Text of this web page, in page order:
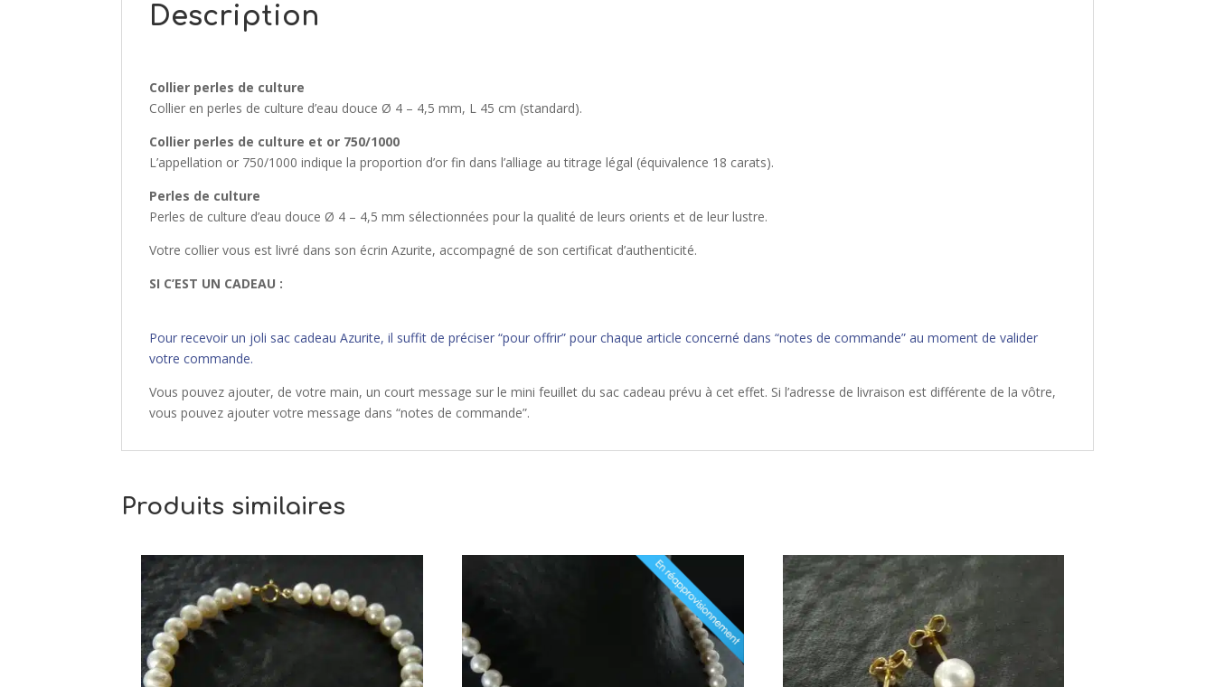
Description
Collier perles de culture
Collier en perles de culture d’eau douce Ø 4 – 4,5 mm, L 45 cm (standard).
Collier perles de culture et or 750/1000
L’appellation or 750/1000 indique la proportion d’or fin dans l’alliage au titrage légal (équivalence 18 carats).
Perles de culture
Perles de culture d’eau douce Ø 4 – 4,5 mm sélectionnées pour la qualité de leurs orients et de leur lustre.
Votre collier vous est livré dans son écrin Azurite, accompagné de son certificat d’authenticité.
SI C’EST UN CADEAU :
Pour recevoir un joli sac cadeau Azurite, il suffit de préciser “pour offrir” pour chaque article concerné dans “notes de commande” au moment de valider
votre commande.
Vous pouvez ajouter, de votre main, un court message sur le mini feuillet du sac cadeau prévu à cet effet. Si l’adresse de livraison est différente de la vôtre,
vous pouvez ajouter votre message dans “notes de commande”.
Produits similaires